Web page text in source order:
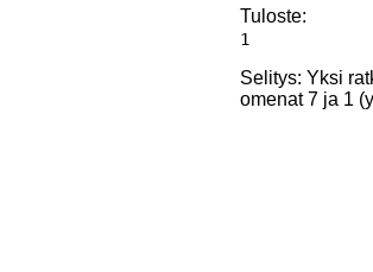
Tuloste:
Selitys: Yksi
omenat 7 ja 1